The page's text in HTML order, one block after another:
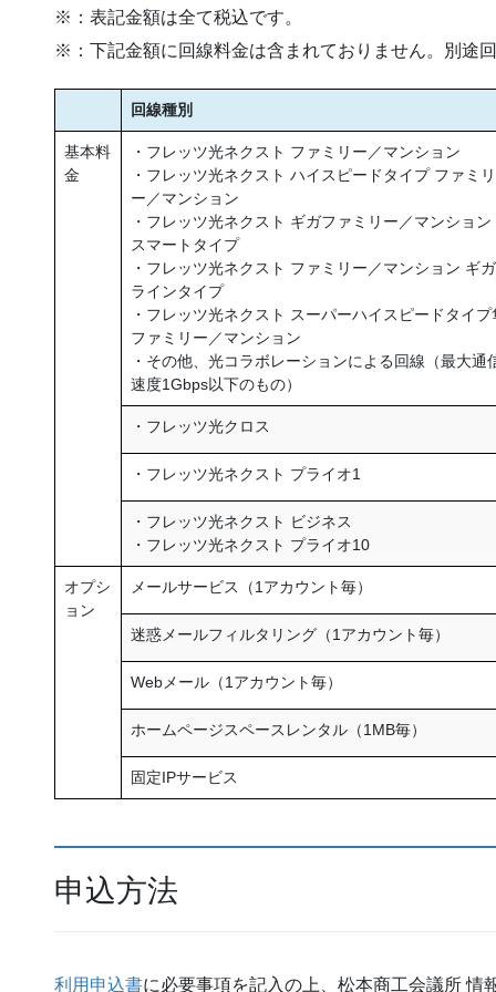
※：表記金額は全て税込です。
※：下記金額に回線料金は含まれておりません。別途
回線種別
基本料
金
・フレッツ光ネクスト ファミリー／マンション
・フレッツ光ネクスト ハイスピードタイプ ファミリ
ー／マンション
・フレッツ光ネクスト ギガファミリー／マンション
スマートタイプ
・フレッツ光ネクスト ファミリー／マンション ギガ
ラインタイプ
・フレッツ光ネクスト スーパーハイスピードタイプ
ファミリー／マンション
・その他、光コラボレーションによる回線（最大通
速度1Gbps以下のもの）
・フレッツ光クロス
・フレッツ光ネクスト プライオ1
・フレッツ光ネクスト ビジネス
・フレッツ光ネクスト プライオ10
オプシ
ョン
メールサービス（1アカウント毎）
迷惑メールフィルタリング（1アカウント毎）
Webメール（1アカウント毎）
ホームページスペースレンタル（1MB毎）
固定IPサービス
申込方法
利用申込書に必要事項を記入の上、松本商工会議所 情